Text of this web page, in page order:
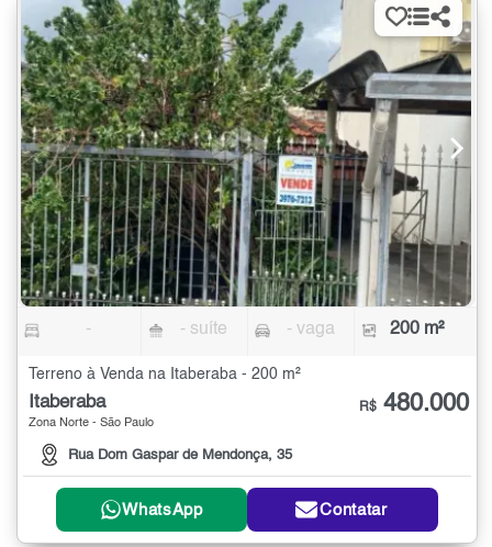
- - suíte - vaga 200 m²
Terreno à Venda na Itaberaba - 200 m²
Itaberaba
Zona Norte - São Paulo
Rua Dom Gaspar de Mendonça, 35
R$ 480.000
WhatsApp Contatar